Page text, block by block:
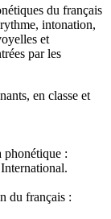
du français
intonation,
et
par les
en classe et
:
du français :